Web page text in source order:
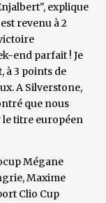
explique
revenu à 2
end parfait ! Je
à 3 points de
A Silverstone,
que nous
le titre européen
Mégane
Maxime
Clio Cup